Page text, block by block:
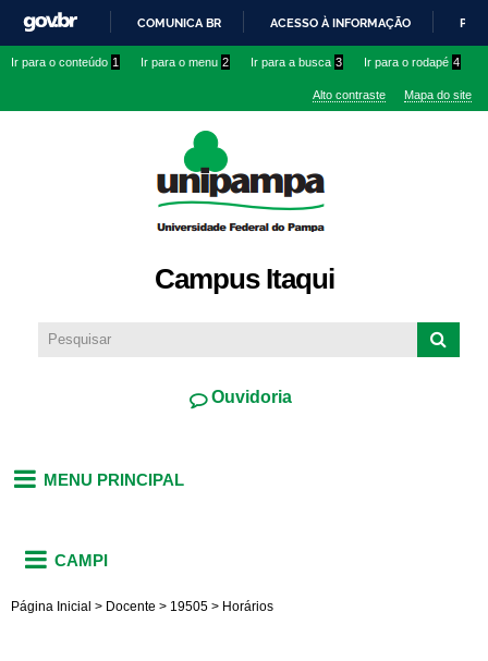
conteúdo
IR
O
COMUNICA BR ACESSO À INFORMAÇÃO
Ir para o conteúdo 1 Ir para o menu 2 Ir para a busca 3 Ir para o rodapé 4
Alto contraste Mapa do site
Campus Itaqui
Ouvidoria
MENU PRINCIPAL
CAMPI
Página Inicial > Docente > 19505 > Horários